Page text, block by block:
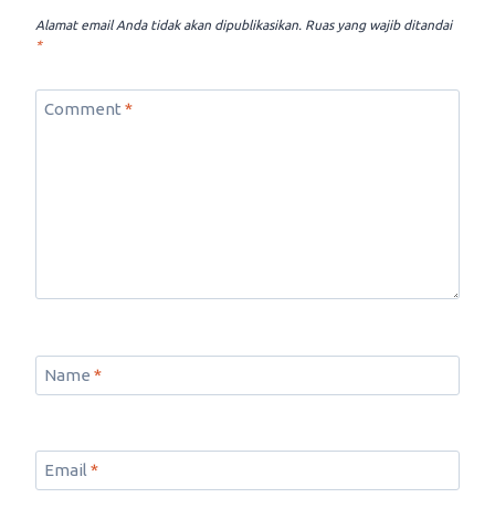
Alamat email Anda tidak akan dipublikasikan. Ruas yang wajib ditandai
*
Comment *
Name *
Email *